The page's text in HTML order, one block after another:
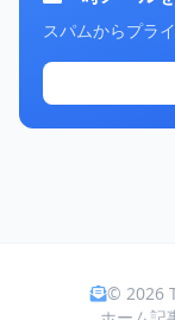
スパムからプラ
© 2026